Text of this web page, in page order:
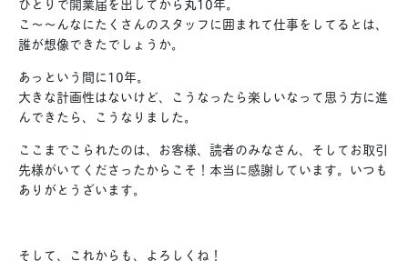
こ〜〜んなにたくさんのスタッフに囲まれて仕事をしてるとは、
誰が想像できたでしょうか。
あっという間に10年。
大きな計画性はないけど、こうなったら楽しいなって思う方に進
んできたら、こうなりました。
ここまでこられたのは、お客様、読者のみなさん、そしてお取引
先様がいてくださったからこそ！本当に感謝しています。いつも
ありがとうざいます。
そして、これからも、よろしくね！